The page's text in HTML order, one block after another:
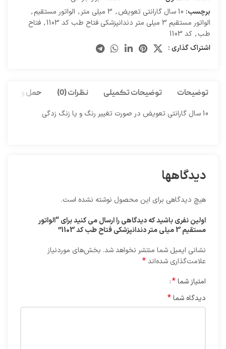
برچسب: 10 سال گارانتی تعویض , 3 میلی متر , الواتور مستقيم,
الواتور مستقيم 3 میلی متر دندانپزشکی فتاح طب کد 1103
, فتاح
طب, کد 1103
اشتراک گذاری :
توضیحات توضیحات تکمیلی نظرات (0) حمل و نقل
10 سال گارانتی تعویض در صورت تغییر رنگ و یا زنگ زدگی
دیدگاهها
هیچ دیدگاهی برای این محصول نوشته نشده است.
اولین نفری باشید که دیدگاهی را ارسال می کنید برای “الواتور
مستقيم 3 میلی متر دندانپزشکی فتاح طب کد 1103”
نشانی ایمیل شما منتشر نخواهد شد. بخش‌های موردنیاز
علامت‌گذاری شده‌اند*
امتیاز شما*
دیدگاه شما*